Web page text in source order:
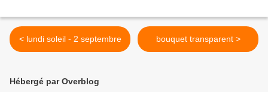
< lundi soleil - 2 septembre bouquet transparent >
Hébergé par Overblog